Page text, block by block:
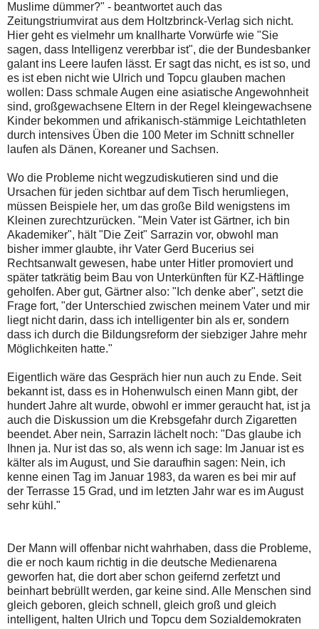
Muslime dümmer?" - beantwortet auch das
Zeitungstriumvirat aus dem Holtzbrinck-Verlag sich nicht.
Hier geht es vielmehr um knallharte Vorwürfe wie "Sie
sagen, dass Intelligenz vererbbar ist", die der Bundesbanker
galant ins Leere laufen lässt. Er sagt das nicht, es ist so, und
es ist eben nicht wie Ulrich und Topcu glauben machen
wollen: Dass schmale Augen eine asiatische Angewohnheit
sind, großgewachsene Eltern in der Regel kleingewachsene
Kinder bekommen und afrikanisch-stämmige Leichtathleten
durch intensives Üben die 100 Meter im Schnitt schneller
laufen als Dänen, Koreaner und Sachsen.
Wo die Probleme nicht wegzudiskutieren sind und die
Ursachen für jeden sichtbar auf dem Tisch herumliegen,
müssen Beispiele her, um das große Bild wenigstens im
Kleinen zurechtzurücken. "Mein Vater ist Gärtner, ich bin
Akademiker", hält "Die Zeit" Sarrazin vor, obwohl man
bisher immer glaubte, ihr Vater Gerd Bucerius sei
Rechtsanwalt gewesen, habe unter Hitler promoviert und
später tatkrätig beim Bau von Unterkünften für KZ-Häftlinge
geholfen. Aber gut, Gärtner also: "Ich denke aber", setzt die
Frage fort, "der Unterschied zwischen meinem Vater und mir
liegt nicht darin, dass ich intelligenter bin als er, sondern
dass ich durch die Bildungsreform der siebziger Jahre mehr
Möglichkeiten hatte."
Eigentlich wäre das Gespräch hier nun auch zu Ende. Seit
bekannt ist, dass es in Hohenwulsch einen Mann gibt, der
hundert Jahre alt wurde, obwohl er immer geraucht hat, ist ja
auch die Diskussion um die Krebsgefahr durch Zigaretten
beendet. Aber nein, Sarrazin lächelt noch: "Das glaube ich
Ihnen ja. Nur ist das so, als wenn ich sage: Im Januar ist es
kälter als im August, und Sie daraufhin sagen: Nein, ich
kenne einen Tag im Januar 1983, da waren es bei mir auf
der Terrasse 15 Grad, und im letzten Jahr war es im August
sehr kühl."
Der Mann will offenbar nicht wahrhaben, dass die Probleme,
die er noch kaum richtig in die deutsche Medienarena
geworfen hat, die dort aber schon geifernd zerfetzt und
beinhart bebrüllt werden, gar keine sind. Alle Menschen sind
gleich geboren, gleich schnell, gleich groß und gleich
intelligent, halten Ulrich und Topcu dem Sozialdemokraten